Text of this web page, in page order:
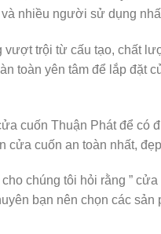
nhiều người sử dụng
trội từ cấu tạo, chất
toàn yên tâm để lắp đặt
cuốn Thuận Phát để có
cửa cuốn an toàn nhất,
chúng tôi hỏi rằng ”
bạn nên chọn các